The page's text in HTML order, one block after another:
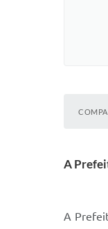
A
A